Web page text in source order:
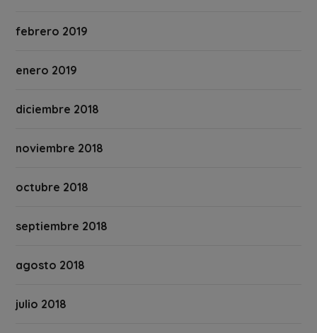
febrero 2019
enero 2019
diciembre 2018
noviembre 2018
octubre 2018
septiembre 2018
agosto 2018
julio 2018